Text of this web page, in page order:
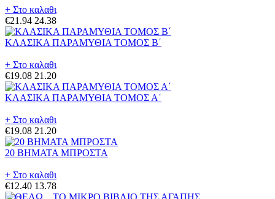
+ Στο καλαθι
€21.94 24.38
ΚΛΑΣΙΚΑ ΠΑΡΑΜΥΘΙΑ ΤΟΜΟΣ Β΄
+ Στο καλαθι
€19.08 21.20
ΚΛΑΣΙΚΑ ΠΑΡΑΜΥΘΙΑ ΤΟΜΟΣ Α΄
+ Στο καλαθι
€19.08 21.20
20 ΒΗΜΑΤΑ ΜΠΡΟΣΤΑ
+ Στο καλαθι
€12.40 13.78